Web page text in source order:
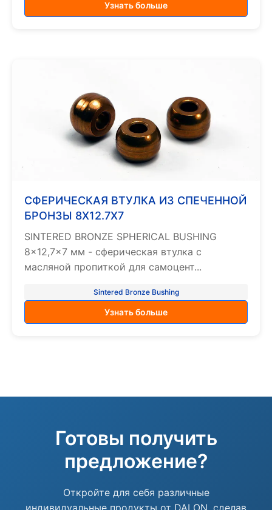
Узнать больше
СФЕРИЧЕСКАЯ ВТУЛКА ИЗ СПЕЧЕННОЙ
БРОНЗЫ 8X12.7X7
SINTERED BRONZE SPHERICAL BUSHING
8×12,7×7 мм - сферическая втулка с
масляной пропиткой для самоцент...
Sintered Bronze Bushing
Узнать больше
Готовы получить
предложение?
Откройте для себя различные
индивидуальные продукты от DALON, сделав